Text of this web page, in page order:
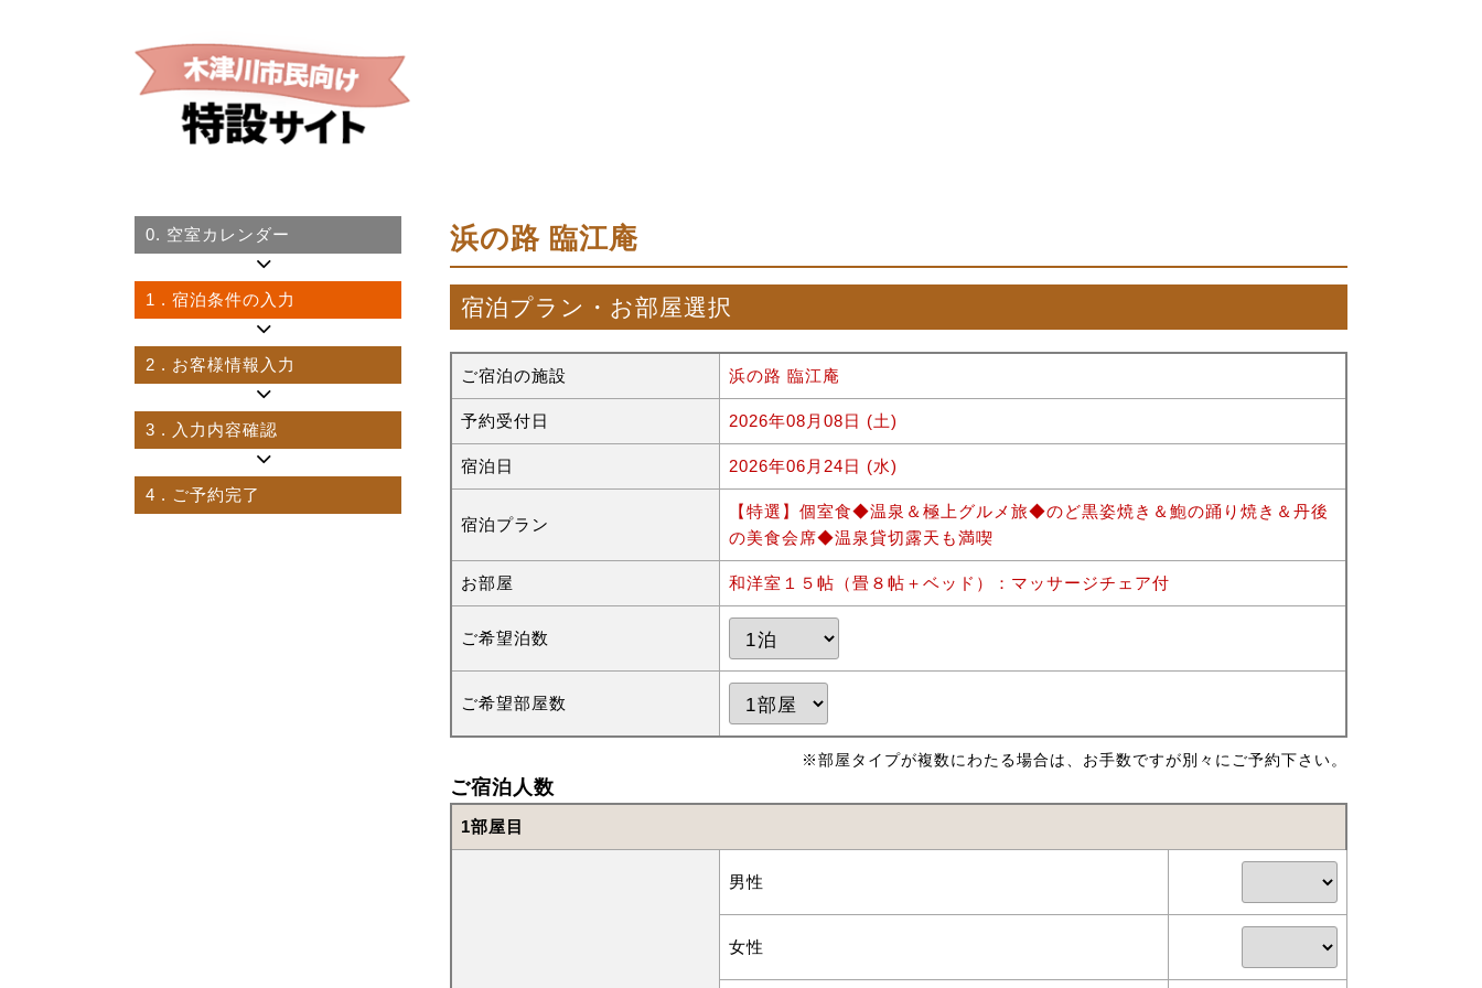
0. 空室カレンダー
1 . 宿泊条件の入力
2 . お客様情報入力
3 . 入力内容確認
4 . ご予約完了
浜の路 臨江庵
宿泊プラン・お部屋選択
ご宿泊の施設 浜の路 臨江庵
予約受付日 2026年08月08日 (土)
宿泊日 2026年06月24日 (水)
宿泊プラン
【特選】個室食◆温泉＆極上グルメ旅◆のど黒姿焼き＆鮑の踊り焼き＆丹後
の美食会席◆温泉貸切露天も満喫
お部屋 和洋室１５帖（畳８帖＋ベッド）：マッサージチェア付
ご希望泊数
ご希望部屋数
※部屋タイプが複数にわたる場合は、お手数ですが別々にご予約下さい。
ご宿泊人数
1部屋目
男性
女性